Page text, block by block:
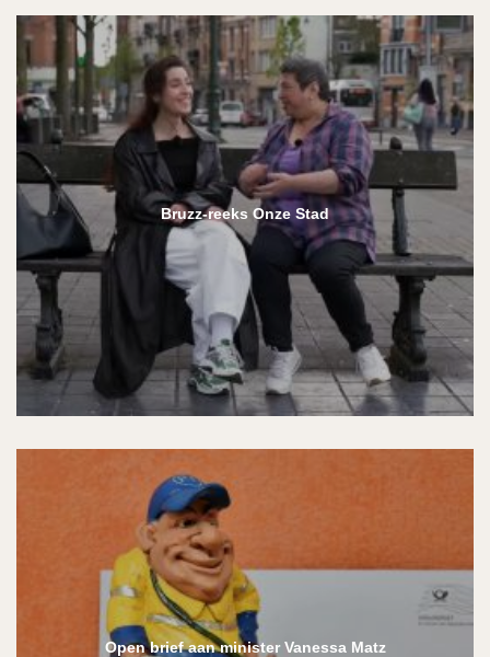
Bruzz-reeks Onze Stad
Open brief aan minister Vanessa Matz